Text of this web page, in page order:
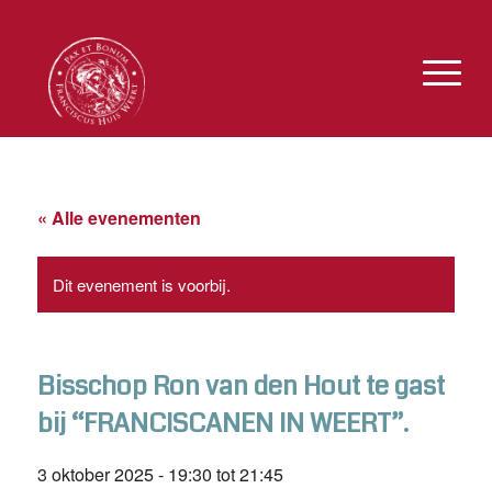
« Alle evenementen
Dit evenement is voorbij.
Bisschop Ron van den Hout te gast
bij “FRANCISCANEN IN WEERT”.
3 oktober 2025 - 19:30tot21:45